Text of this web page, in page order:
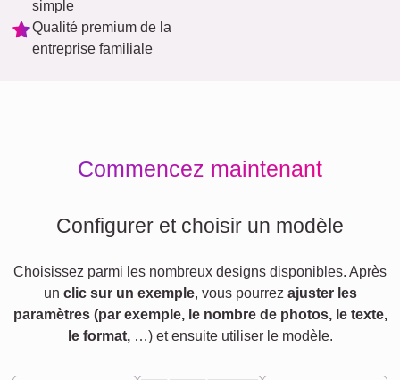
simple
Qualité premium de la
entreprise familiale
Commencez maintenant
Configurer et choisir un modèle
Choisissez parmi les nombreux designs disponibles. Après
un clic sur un exemple, vous pourrez ajuster les
paramètres (par exemple, le nombre de photos, le texte,
le format,…) et ensuite utiliser le modèle.